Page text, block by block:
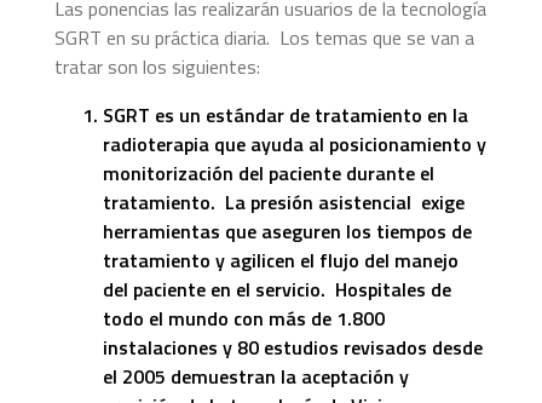
Las ponencias las realizarán usuarios de la tecnología
SGRT en su práctica diaria. Los temas que se van a
tratar son los siguientes:
SGRT es un estándar de tratamiento en la
radioterapia que ayuda al posicionamiento y
monitorización del paciente durante el
tratamiento. La presión asistencial exige
herramientas que aseguren los tiempos de
tratamiento y agilicen el flujo del manejo
del paciente en el servicio. Hospitales de
todo el mundo con más de 1.800
instalaciones y 80 estudios revisados desde
el 2005 demuestran la aceptación y